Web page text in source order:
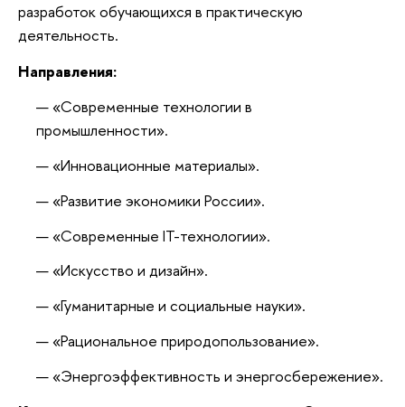
разработок обучающихся в практическую
деятельность.
Направления:
«Современные технологии в
промышленности».
«Инновационные материалы».
«Развитие экономики России».
«Современные IT-технологии».
«Искусство и дизайн».
«Гуманитарные и социальные науки».
«Рациональное природопользование».
«Энергоэффективность и энергосбережение».